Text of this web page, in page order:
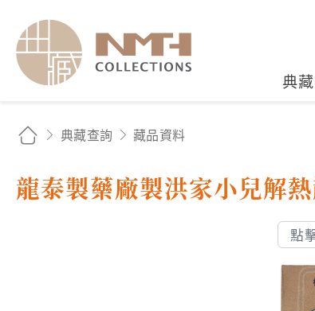
典
典藏查詢 藏品資料
龍泰製藥廠製洪家小兒解
點